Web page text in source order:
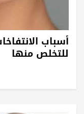
أسباب
للتخلص منها